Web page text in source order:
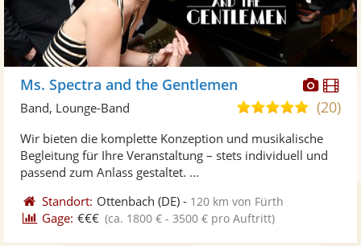
Fotos
Ms. Spectra and the Gentlemen
5,0
5
(20)
Band, Lounge-Band
Wir bieten die komplette Konzeption und musikalische
Begleitung für Ihre Veranstaltung – stets individuell und
passend zum Anlass gestaltet. ...
Standort: Ottenbach (DE) - 120 km von Fürth
Gage: €€€ (ca. 1800 € - 3500 € pro Auftritt)